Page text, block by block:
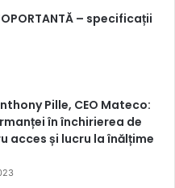
– specificații
Pille, CEO Mateco:
în închirierea de
acces și lucru la înălțime